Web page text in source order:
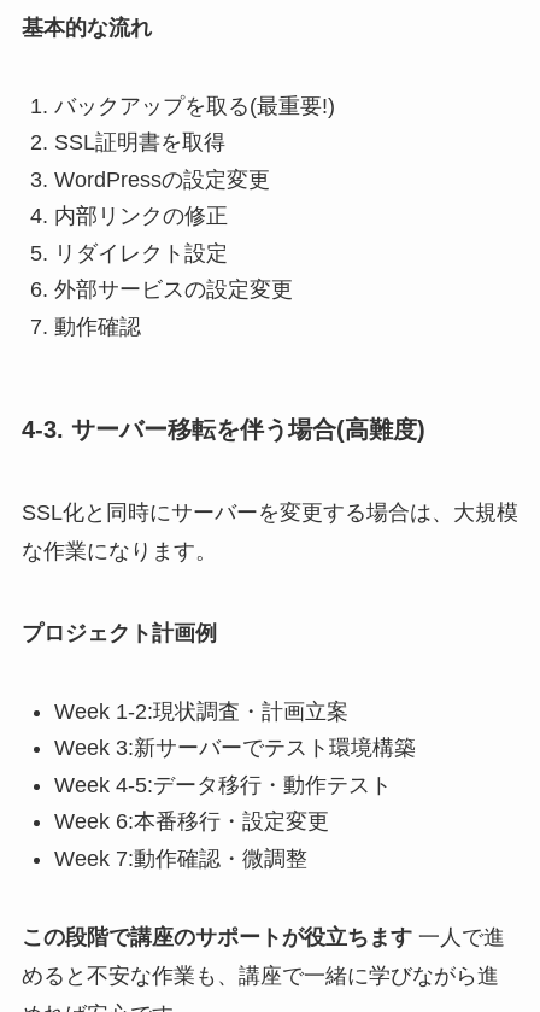
基本的な流れ
バックアップを取る(最重要!)
SSL証明書を取得
WordPressの設定変更
内部リンクの修正
リダイレクト設定
外部サービスの設定変更
動作確認
4-3. サーバー移転を伴う場合(高難度)
SSL化と同時にサーバーを変更する場合は、大規模
な作業になります。
プロジェクト計画例
Week 1-2:現状調査・計画立案
Week 3:新サーバーでテスト環境構築
Week 4-5:データ移行・動作テスト
Week 6:本番移行・設定変更
Week 7:動作確認・微調整
この段階で講座のサポートが役立ちます一人で進
めると不安な作業も、講座で一緒に学びながら進